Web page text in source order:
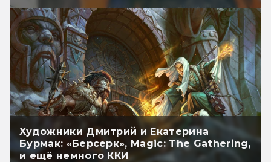
Художники Дмитрий и Екатерина
Бурмак: «Берсерк», Magic: The Gathering,
и ещё немного ККИ